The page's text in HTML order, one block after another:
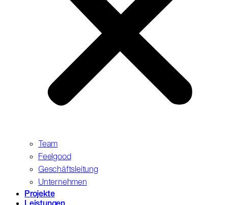
Team
Feelgood
Geschäftsleitung
Unternehmen
Projekte